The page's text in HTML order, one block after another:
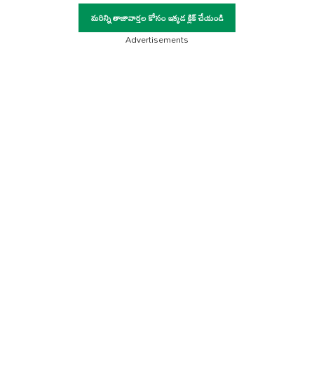
మరిన్ని తాజావార్తల కోసం ఇక్కడ క్లిక్ చేయండి
Advertisements